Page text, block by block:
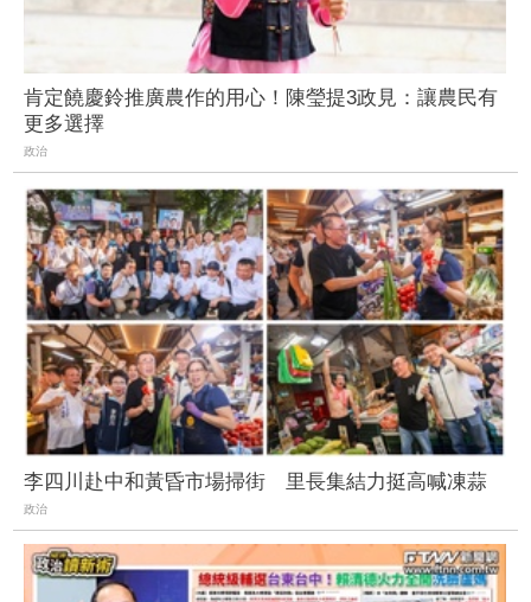
肯定饒慶鈴推廣農作的用心！陳瑩提3政見：讓農民有
更多選擇
政治
李四川赴中和黃昏市場掃街 里長集結力挺高喊凍蒜
政治